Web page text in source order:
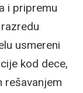
i pripremu
usmereni
kod dece,
rešavanjem